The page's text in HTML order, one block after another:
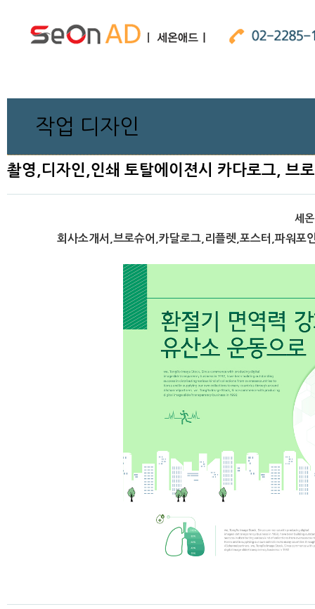
작업 디자인
촬영,디자인,인쇄 토탈에이젼시 카다로그, 브
세
회사소개서,브로슈어,카달로그,리플렛,포스터,파워포